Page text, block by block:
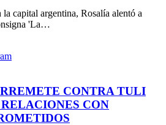
capital argentina, Rosalía alentó a
'La…
CONTRA TULI
CON